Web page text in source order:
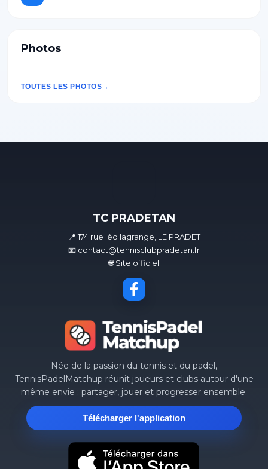
Photos
TOUTES LES PHOTOS
TC PRADETAN
📍 174 rue léo lagrange, LE PRADET
📧 contact@tennisclubpradetan.fr
🌐 Site officiel
Née de la passion du tennis et du padel,
TennisPadelMatchup réunit joueurs et clubs autour d'une
même envie : partager, jouer et progresser ensemble.
Télécharger l'application